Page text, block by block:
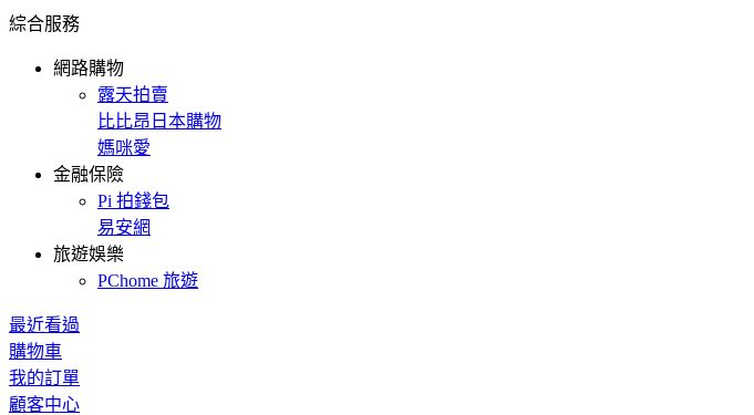
綜合服務
網路購物
露天拍賣
比比昂日本購物
媽咪愛
金融保險
Pi 拍錢包
易安網
旅遊娛樂
PChome 旅遊
最近看過
購物車
我的訂單
顧客中心